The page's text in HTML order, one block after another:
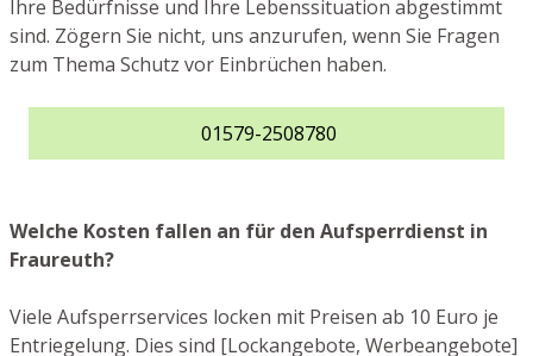
Ihre Bedürfnisse und Ihre Lebenssituation abgestimmt
sind. Zögern Sie nicht, uns anzurufen, wenn Sie Fragen
zum Thema Schutz vor Einbrüchen haben.
01579-2508780
Welche Kosten fallen an für den Aufsperrdienst in
Fraureuth?
Viele Aufsperrservices locken mit Preisen ab 10 Euro je
Entriegelung. Dies sind [Lockangebote, Werbeangebote]